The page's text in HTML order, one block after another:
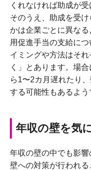
くれなければ助成が受
そのうえ、助成を受
かは企業ごとに異な
用促進手当の支給に
イミングや方法はそ
く」とあります。場
ら1〜2カ月遅れたり
する可能性もあるよう
年収の壁を気
年収の壁の中でも影
壁への対策が行われ